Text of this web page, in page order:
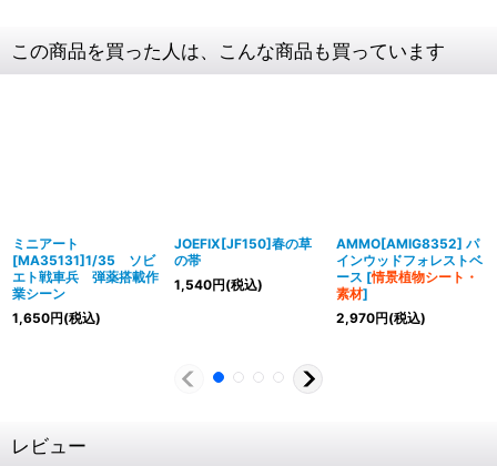
この商品を買った人は、こんな商品も買っています
ミニアート
[MA35131]1/35 ソビ
エト戦車兵 弾薬搭載作
業シーン
1,650円(税込)
JOEFIX[JF150]春の草
の帯
1,540円(税込)
AMMO[AMIG8352] パ
インウッドフォレストベ
ース [情景植物シート・
素材]
2,970円(税込)
レビュー